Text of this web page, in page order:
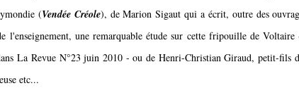
(Vendée Créole), de Marion Sigaut qui a écrit, outre des
l'enseignement, une remarquable étude sur cette fripouille de
La Revue N°23 juin 2010 - ou de Henri-Christian Giraud, petit-fils
etc...